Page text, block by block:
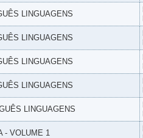
LINGUAGENS
LINGUAGENS
LINGUAGENS
LINGUAGENS
LINGUAGENS
- VOLUME 1